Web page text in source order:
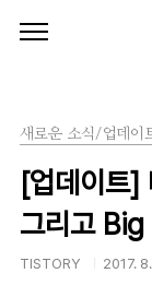
새로운 소식/업데이
[업데이트]
그리고
TISTORY 2017.